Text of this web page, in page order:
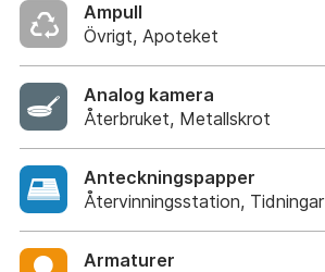
Ampull
Övrigt, Apoteket
Analog kamera
Återbruket, Metallskrot
Anteckningspapper
Återvinningsstation, Tidningar
Armaturer